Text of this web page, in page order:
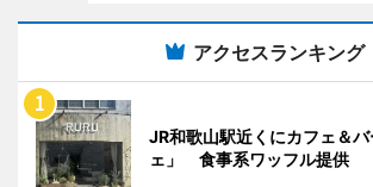
アクセスランキング
JR和歌山駅近くにカフェ＆
ェ」 食事系ワッフル提供